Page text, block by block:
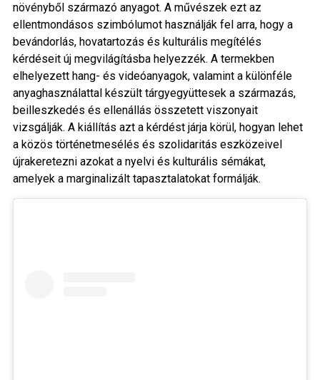
növényből származó anyagot. A művészek ezt az
ellentmondásos szimbólumot használják fel arra, hogy a
bevándorlás, hovatartozás és kulturális megítélés
kérdéseit új megvilágításba helyezzék. A termekben
elhelyezett hang- és videóanyagok, valamint a különféle
anyaghasználattal készült tárgyegyüttesek a származás,
beilleszkedés és ellenállás összetett viszonyait
vizsgálják. A kiállítás azt a kérdést járja körül, hogyan lehet
a közös történetmesélés és szolidaritás eszközeivel
újrakeretezni azokat a nyelvi és kulturális sémákat,
amelyek a marginalizált tapasztalatokat formálják.